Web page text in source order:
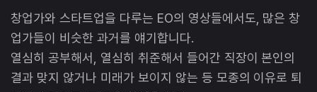
창업가와 스타트업을 다루는 EO의 영상들에서도, 많은 창
업가들이 비슷한 과거를 얘기합니다.
열심히 공부해서, 열심히 취준해서 들어간 직장이 본인의
결과 맞지 않거나 미래가 보이지 않는 등 모종의 이유로 퇴